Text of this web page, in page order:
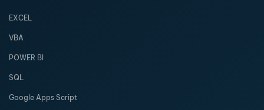
EXCEL
VBA
POWER BI
SQL
Google Apps Script